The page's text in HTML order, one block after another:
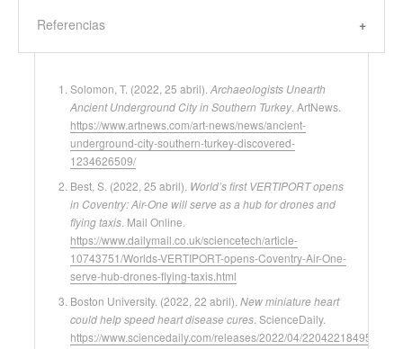
Referencias
Solomon, T. (2022, 25 abril).Archaeologists Unearth
Ancient Underground City in Southern Turkey. ArtNews.
https://www.artnews.com/art-news/news/ancient-
underground-city-southern-turkey-discovered-
1234626509/
Best, S. (2022, 25 abril). World’s first VERTIPORT opens
in Coventry: Air-One will serve as a hub for drones and
flying taxis. Mail Online.
https://www.dailymail.co.uk/sciencetech/article-
10743751/Worlds-VERTIPORT-opens-Coventry-Air-One-
serve-hub-drones-flying-taxis.html
Boston University. (2022, 22 abril).New miniature heart
could help speed heart disease cures. ScienceDaily.
https://www.sciencedaily.com/releases/2022/04/220422184956.htm